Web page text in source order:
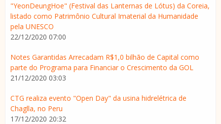
"YeonDeungHoe" (Festival das Lanternas de Lótus) da Coreia,
listado como Patrimônio Cultural Imaterial da Humanidade
pela UNESCO
22/12/2020 07:00
Notes Garantidas Arrecadam R$1,0 bilhão de Capital como
parte do Programa para Financiar o Crescimento da GOL
21/12/2020 03:03
CTG realiza evento "Open Day" da usina hidrelétrica de
Chaglla, no Peru
17/12/2020 20:32